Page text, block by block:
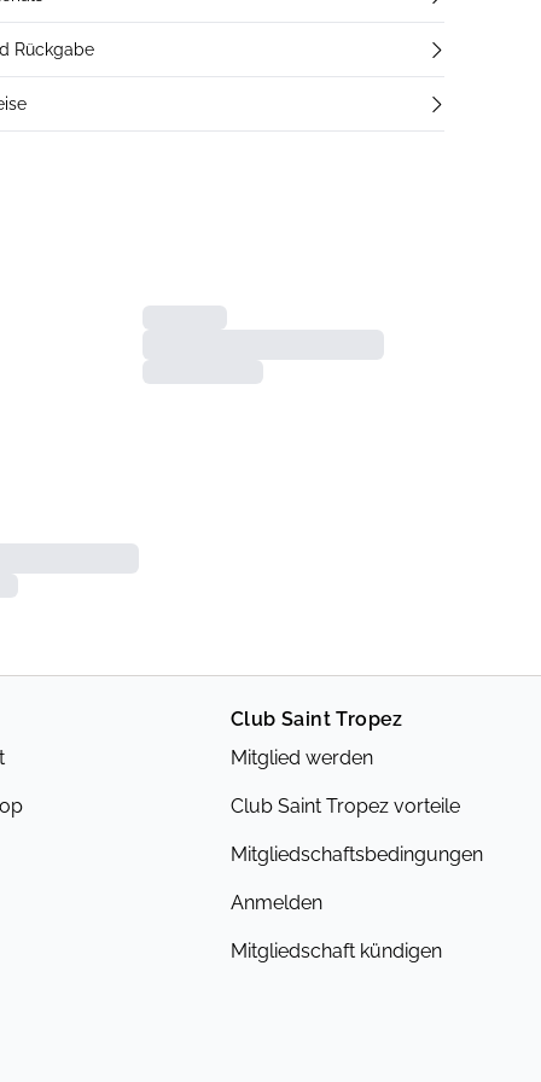
Rückgabe
Club Saint Tropez
Mitglied werden
Club Saint Tropez vorteile
Mitgliedschaftsbedingungen
Anmelden
Mitgliedschaft kündigen